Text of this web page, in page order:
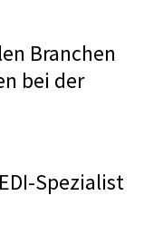
Branchen
bei der
Spezialist